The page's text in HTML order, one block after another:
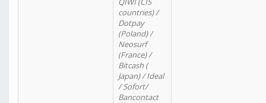
countries) /
Dotpay
(Poland) /
Neosurf
(France) /
Bitcash (
Japan) / Ideal
/ Sofort/
Bancontact